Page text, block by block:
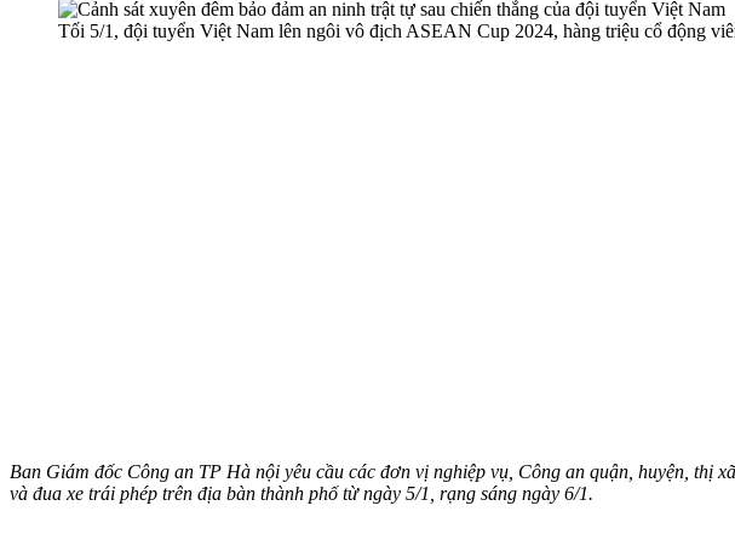
Tối 5/1, đội tuyển Việt Nam lên ngôi vô địch ASEAN Cup 2024, hàng triệu cổ động
Ban Giám đốc Công an TP Hà nội yêu cầu các đơn vị nghiệp vụ, Công an quận, huyện,
và đua xe trái phép trên địa bàn thành phố từ ngày 5/1, rạng sáng ngày 6/1.